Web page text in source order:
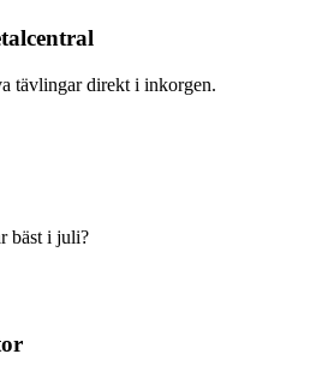
tävlingar direkt i inkorgen.
bäst i juli?